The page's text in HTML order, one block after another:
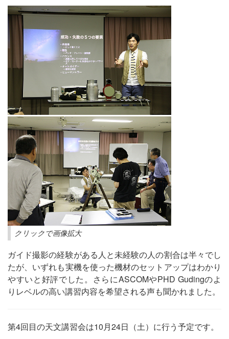
クリックで画像拡大
ガイド撮影の経験がある人と未経験の人の割合は半々でし
たが、いずれも実機を使った機材のセットアップはわかり
やすいと好評でした。さらにASCOMやPHD Gudingのよ
りレベルの高い講習内容を希望される声も聞かれました。
第4回目の天文講習会は10月24日（土）に行う予定です。